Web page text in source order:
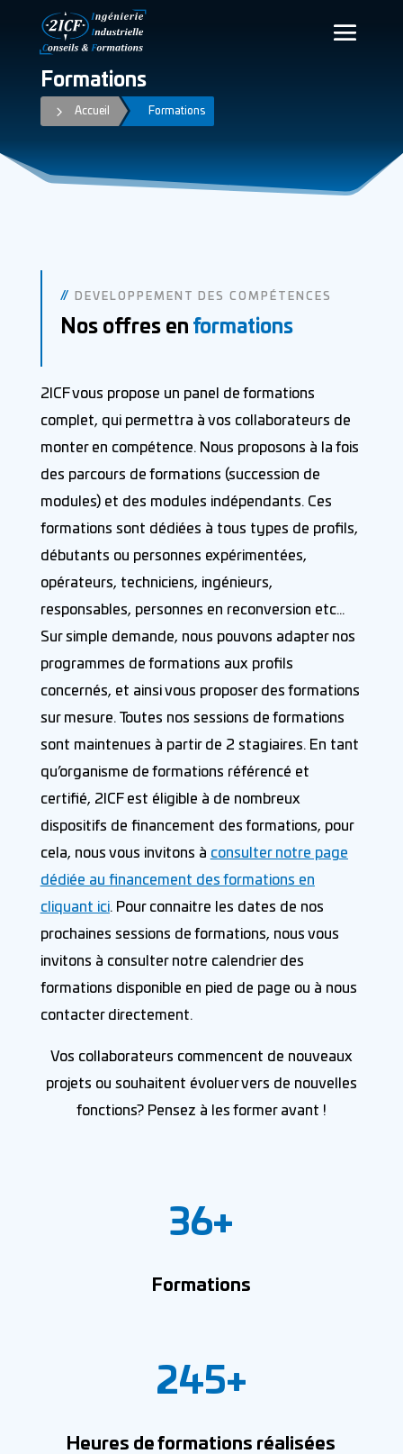
Formations
5 Accueil Formations
// DEVELOPPEMENT DES COMPÉTENCES
Nos offres en formations
2ICF vous propose un panel de formations
complet, qui permettra à vos collaborateurs de
monter en compétence. Nous proposons à la fois
des parcours de formations (succession de
modules) et des modules indépendants. Ces
formations sont dédiées à tous types de profils,
débutants ou personnes expérimentées,
opérateurs, techniciens, ingénieurs,
responsables, personnes en reconversion etc…
Sur simple demande, nous pouvons adapter nos
programmes de formations aux profils
concernés, et ainsi vous proposer des formations
sur mesure. Toutes nos sessions de formations
sont maintenues à partir de 2 stagiaires. En tant
qu’organisme de formations référencé et
certifié, 2ICF est éligible à de nombreux
dispositifs de financement des formations, pour
cela, nous vous invitons à consulter notre page
dédiée au financement des formations en
cliquant ici. Pour connaitre les dates de nos
prochaines sessions de formations, nous vous
invitons à consulter notre calendrier des
formations disponible en pied de page ou à nous
contacter directement.
Vos collaborateurs commencent de nouveaux
projets ou souhaitent évoluer vers de nouvelles
fonctions? Pensez à les former avant !
36+
Formations
245+
Heures de formations réalisées